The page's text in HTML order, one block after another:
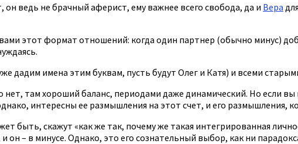
ведь не брачный аферист, ему важнее всего свобода, да и Вера
этот формат отношений: когда один партнер (обычно минус)
дадим имена этим буквам, пусть будут Олег и Катя) и всеми
нет, там хороший баланс, периодами даже динамический. Но если
интересны ее размышления на этот счет, и его размышления,
быть, скажут «как же так, почему же такая интегрированная
– в минусе. Однако, это его сознательный выбор, как ни